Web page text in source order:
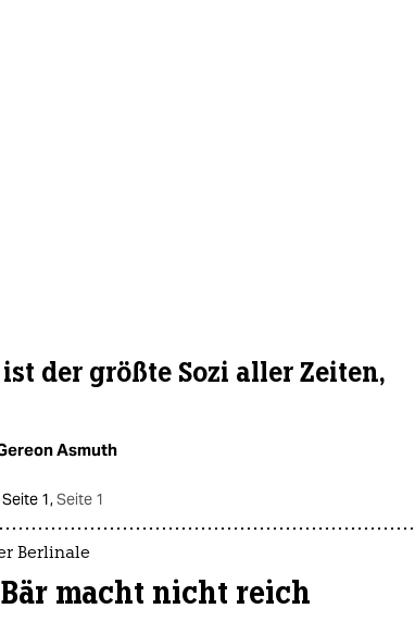
der größte Sozi aller Zeiten,
Asmuth
Seite 1,Seite 1
Berlinale
macht nicht reich